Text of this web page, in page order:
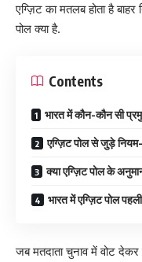
एग्ज़िट का मतलब होता है
पोल क्या है.
Contents
भारत में कौन-कौन सी
एग्ज़िट पोल से जुड़े
क्या एग्ज़िट पोल के
भारत में एग्ज़िट पोल
जब मतदाता चुनाव में वोट